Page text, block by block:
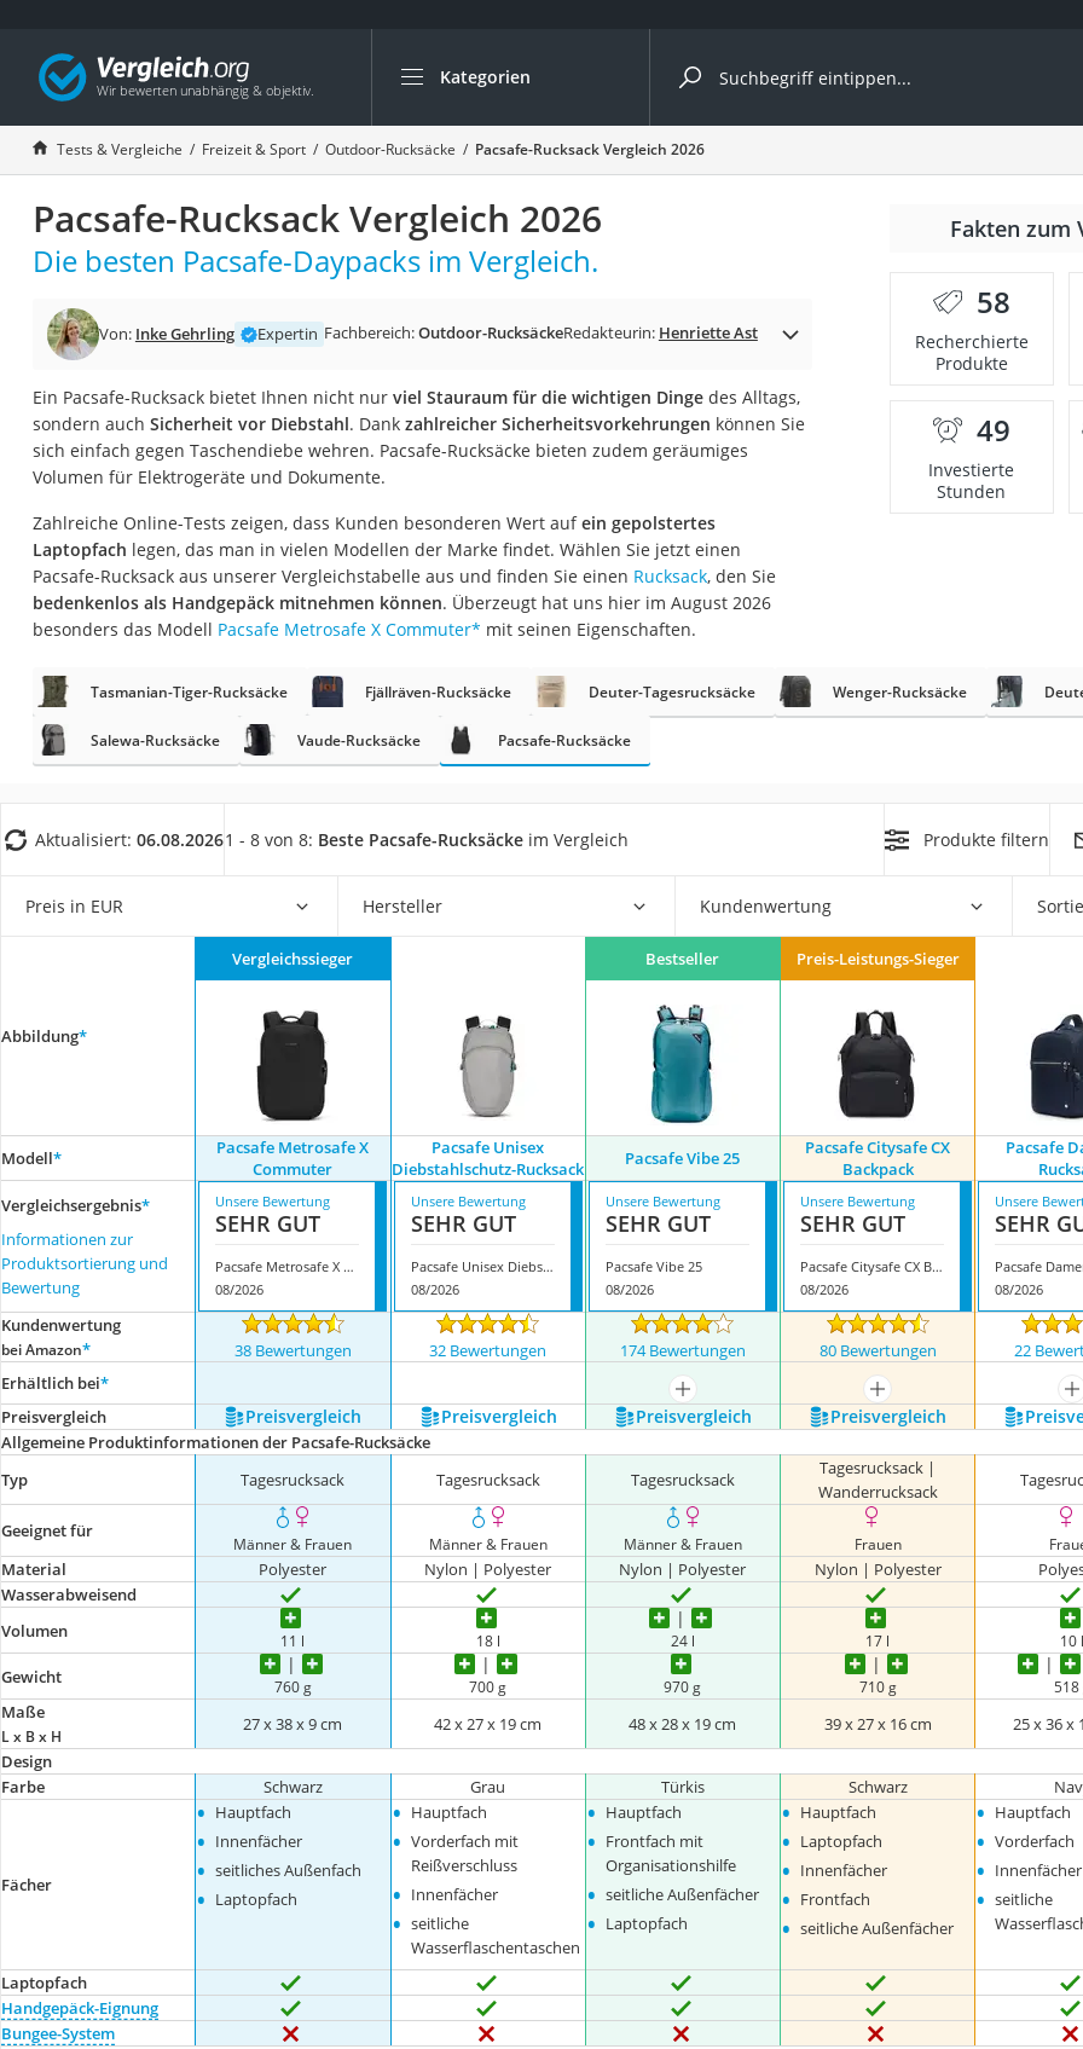
Kategorien
Die beliebtesten Vergleiche nach Kategorie
Freizeit & Sport
Gartentrampolin
Trampolin
Metalldetektor
Eufab-Fahrradträger
Trampolin 366 cm
Aluminium-Koffer
Futterboot
Air Bike
E-Bike-Dreirad
Trekkingschuhe Herren
Reisetasche mit Rollen
Klimmzugstation
Nachtsichtgerät
Faltschloss
Vibrationsplatte
Sicherheitsweste Reiten
Service
Tests & Vergleiche Freizeit & Sport Outdoor-Rucksäcke Pacsafe-Rucksack Vergleich 2026
Pacsafe-Rucksack Vergleich 2026
Die besten Pacsafe-Daypacks im Vergleich.
Von: Inke Gehrling Expertin Fachbereich:Outdoor-RucksäckeRedakteurin: Henriette Ast
Ein Pacsafe-Rucksack bietet Ihnen nicht nur viel Stauraum für die wichtigen Dingedes Alltags,
sondern auch Sicherheit vor Diebstahl. Dank zahlreicher Sicherheitsvorkehrungen können Sie
sich einfach gegen Taschendiebe wehren. Pacsafe-Rucksäcke bieten zudem geräumiges
Volumen für Elektrogeräte und Dokumente.
Zahlreiche Online-Tests zeigen, dass Kunden besonderen Wert aufein gepolstertes
Laptopfach legen, das man in vielen Modellen der Marke findet. Wählen Sie jetzt einen
Pacsafe-Rucksack aus unserer Vergleichstabelle aus und finden Sie einen Rucksack, den Sie
bedenkenlos als Handgepäck mitnehmen können. Überzeugt hat uns hier im August 2026
besonders das Modell Pacsafe Metrosafe X Commuter* mit seinen Eigenschaften.
Fakten zum
58
Recherchierte
Produkte
49
Investierte
Stunden
Tasmanian-Tiger-Rucksäcke Fjällräven-Rucksäcke Deuter-Tagesrucksäcke Wenger-Rucksäcke
Salewa-Rucksäcke Vaude-Rucksäcke Pacsafe-Rucksäcke
Aktualisiert: 06.08.20261 - 8 von 8: Beste Pacsafe-Rucksäcke im Vergleich Produkte filtern
Preis in EUR Hersteller Kundenwertung
Abbildung*
Vergleichssieger Bestseller Preis-Leistungs-Sieger
Modell*
Pacsafe Metrosafe X
Commuter
Pacsafe Unisex
Diebstahlschutz-Rucksack
Pacsafe Vibe 25
Pacsafe Citysafe CX
Backpack
Pacsafe
Vergleichsergebnis*
Informationen zur
Produktsortierung und
Bewertung
Unsere Bewertung
SEHR GUT
Pacsafe Metrosafe X Commuter
08/2026
Unsere Bewertung
SEHR GUT
Pacsafe Unisex Diebstahlschutz-Rucksack
08/2026
Unsere Bewertung
SEHR GUT
Pacsafe Vibe 25
08/2026
Unsere Bewertung
SEHR GUT
Pacsafe Citysafe CX Backpack
08/2026
Unsere
SEHR
08/2026
Kundenwertung
bei Amazon* 38 Bewertungen 32 Bewertungen 174 Bewertungen 80 Bewertungen 22
Erhältlich bei*
mehr anzeigen mehr anzeigen
Preis­vergleich
Preis­vergleich Preis­vergleich Preis­vergleich Preis­vergleich
Allgemeine Produktinformationen der Pacsafe-Rucksäcke
Typ
Tagesrucksack Tagesrucksack Tagesrucksack
Tagesrucksack |
Wanderrucksack
Geeignet für
Männer & Frauen Männer & Frauen Männer & Frauen Frauen
Material Polyester Nylon | Polyester Nylon | Polyester Nylon | Polyester
Wasserabweisend
Volumen
11 l 18 l 24 l 17 l 10 l
Gewicht 760 g 700 g 970 g 710 g 518
Maße
L x B x H
27 x 38 x 9 cm 42 x 27 x 19 cm 48 x 28 x 19 cm 39 x 27 x 16 cm 25 x 36 x
Design
Farbe
Schwarz Grau Türkis Schwarz
Fächer
• Hauptfach
• Innenfächer
• seitliches Außenfach
• Laptopfach
• Hauptfach
• Vorderfach mit
Reißverschluss
• Innenfächer
• seitliche
Wasserflaschentaschen
• Hauptfach
• Frontfach mit
Organisationshilfe
• seitliche Außenfächer
• Laptopfach
• Hauptfach
• Laptopfach
• Innenfächer
• Frontfach
• seitliche Außenfächer
• Hauptfach
• Vorderfach
• Innenfächer
• seitliche
Laptopfach
Handgepäck-Eignung
Bungee-System